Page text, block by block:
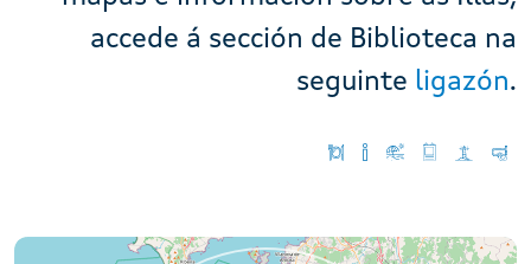
accede á sección de Biblioteca na
seguinte ligazón.